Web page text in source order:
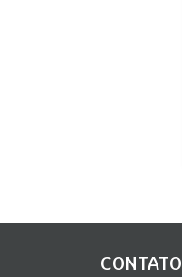
CONTATO